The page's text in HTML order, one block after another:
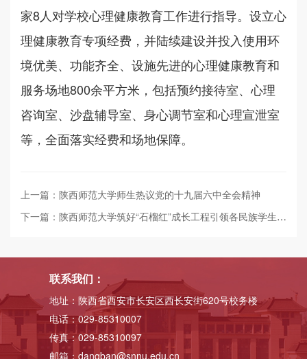
家8人对学校心理健康教育工作进行指导。设立心
理健康教育专项经费，并陆续建设并投入使用环
境优美、功能齐全、设施先进的心理健康教育和
服务场地800余平方米，包括预约接待室、心理
咨询室、沙盘辅导室、身心调节室和心理宣泄室
等，全面落实经费和场地保障。
上一篇：陕西师范大学师生热议党的十九届六中全会精神
下一篇：陕西师范大学筑好“石榴红”成长工程引领各民族学生全面发展
联系我们：
地址：陕西省西安市长安区西长安街620号校务楼
电话：029-85310007
传真：029-85310097
邮箱：dangban@snnu.edu.cn